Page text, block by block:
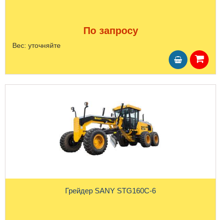
По запросу
Вес: уточняйте
Грейдер SANY STG160C-6